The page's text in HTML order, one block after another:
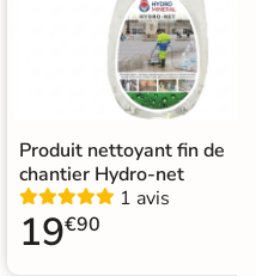
Produit nettoyant fin de
chantier Hydro-net
1 avis
19€90